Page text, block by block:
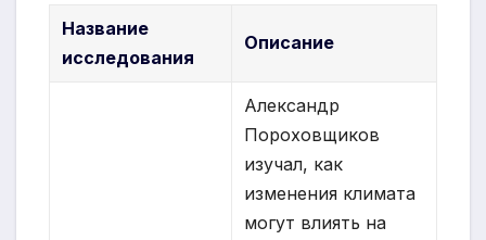
Название
исследования
Описание
Александр
Пороховщиков
изучал, как
изменения климата
могут влиять на